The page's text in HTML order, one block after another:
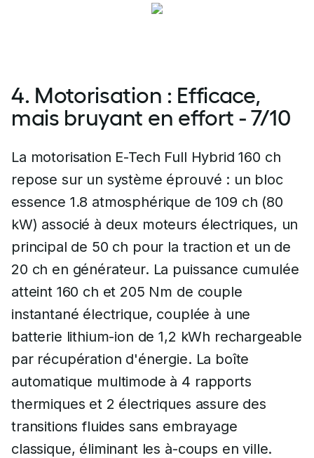
4. Motorisation : Efficace,
mais bruyant en effort - 7/10
La motorisation E-Tech Full Hybrid 160 ch
repose sur un système éprouvé : un bloc
essence 1.8 atmosphérique de 109 ch (80
kW) associé à deux moteurs électriques, un
principal de 50 ch pour la traction et un de
20 ch en générateur. La puissance cumulée
atteint 160 ch et 205 Nm de couple
instantané électrique, couplée à une
batterie lithium-ion de 1,2 kWh rechargeable
par récupération d'énergie. La boîte
automatique multimode à 4 rapports
thermiques et 2 électriques assure des
transitions fluides sans embrayage
classique, éliminant les à-coups en ville.